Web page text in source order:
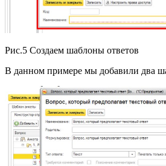
Рис.5 Создаем шаблоны ответов
В данном примере мы добавили два